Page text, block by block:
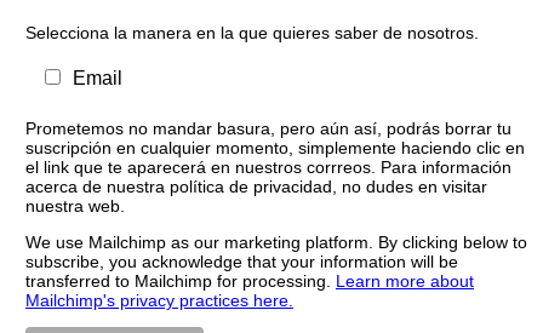
Selecciona la manera en la que quieres saber de nosotros.
Email
Prometemos no mandar basura, pero aún así, podrás borrar tu
suscripción en cualquier momento, simplemente haciendo clic en
el link que te aparecerá en nuestros corrreos. Para información
acerca de nuestra política de privacidad, no dudes en visitar
nuestra web.
We use Mailchimp as our marketing platform. By clicking below to
subscribe, you acknowledge that your information will be
transferred to Mailchimp for processing. Learn more about
Mailchimp's privacy practices here.